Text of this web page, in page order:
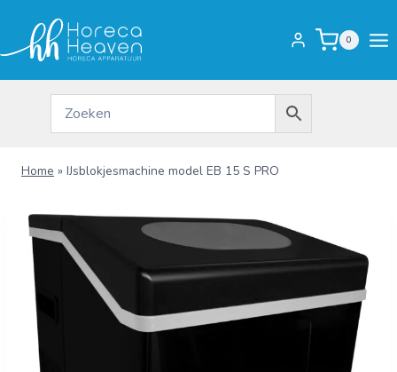
inhoud
0
Home » IJsblokjesmachine model EB 15 S PRO